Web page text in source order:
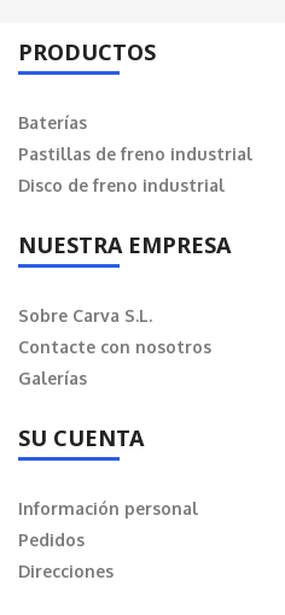
PRODUCTOS
Baterías
Pastillas de freno industrial
Disco de freno industrial
NUESTRA EMPRESA
Sobre Carva S.L.
Contacte con nosotros
Galerías
SU CUENTA
Información personal
Pedidos
Direcciones